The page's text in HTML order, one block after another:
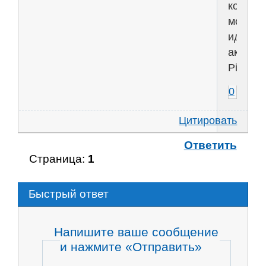
0
Цитировать
Ответить
Страница: 1
Быстрый ответ
Напишите ваше сообщение
и нажмите «Отправить»